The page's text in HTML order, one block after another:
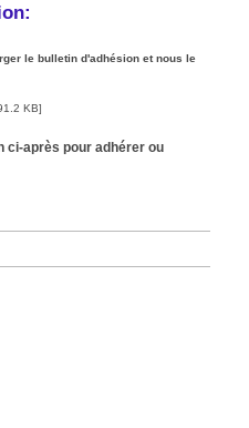
le bulletin d'adhésion et nous le
KB]
ci-après pour adhérer ou